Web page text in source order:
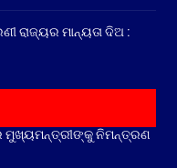
ରାଜ୍ୟର ମାନ୍ୟତା ଦିଅ :
ମୁଖ୍ୟମନ୍ତ୍ରୀଙ୍କୁ ନିମନ୍ତ୍ରଣ